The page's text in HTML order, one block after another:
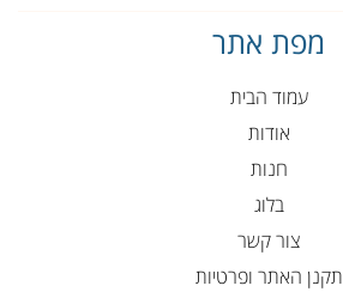
מפת אתר
עמוד הבית
אודות
חנות
בלוג
צור קשר
תקנן האתר ופרטיות